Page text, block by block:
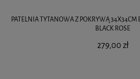
PATELNIA TYTANOWA Z POKRYWĄ
BLACK ROSE
279,00 zł